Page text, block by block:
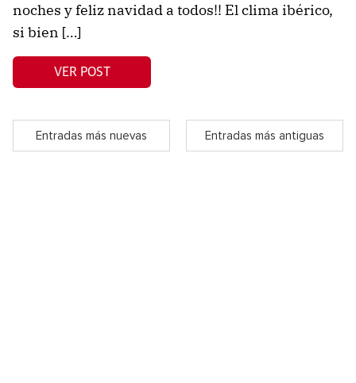
noches y feliz navidad a todos!! El clima ibérico,
si bien […]
VER POST
Entradas más nuevas Entradas más antiguas